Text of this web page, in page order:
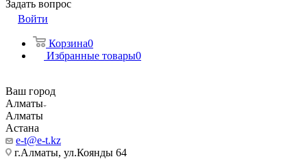
Задать вопрос
Войти
Корзина0
Избранные товары0
Ваш город
Алматы
Алматы
Астана
e-t@e-t.kz
г.Алматы, ул.Коянды 64